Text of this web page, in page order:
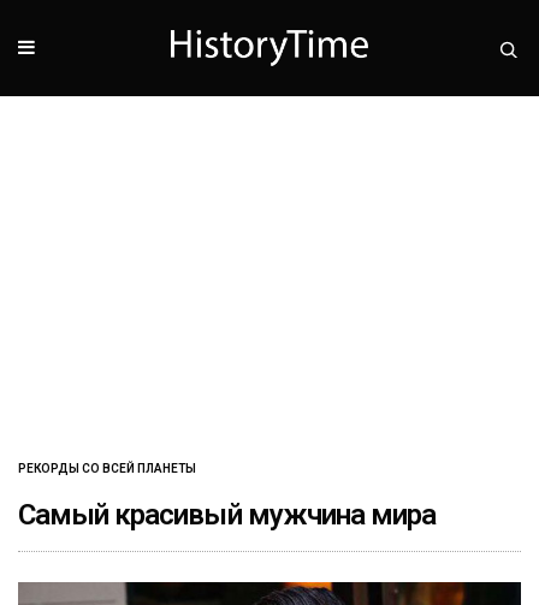
РЕКОРДЫ СО ВСЕЙ ПЛАНЕТЫ
Самый красивый мужчина мира